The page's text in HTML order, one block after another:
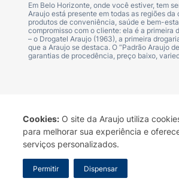
Cookies: O site da Araujo utiliza
para melhorar sua experiência e
serviços personalizados.
Permitir Dispensar
Em Belo Horizonte, onde você estiver, tem
Araujo está presente em todas as regiões
produtos de conveniência, saúde e bem-
compromisso com o cliente: ela é a primeira
– o Drogatel Araujo (1963), a primeira
que a Araujo se destaca. O “Padrão Araujo
garantias de procedência, preço baixo,
Termo de Uso Portal da Privacidade
A Drogaria Araujo S/A informa que o seu
marca. Para sua segurança recomendamos
Araujo S.A. Em caso de dúvidas, gentileza